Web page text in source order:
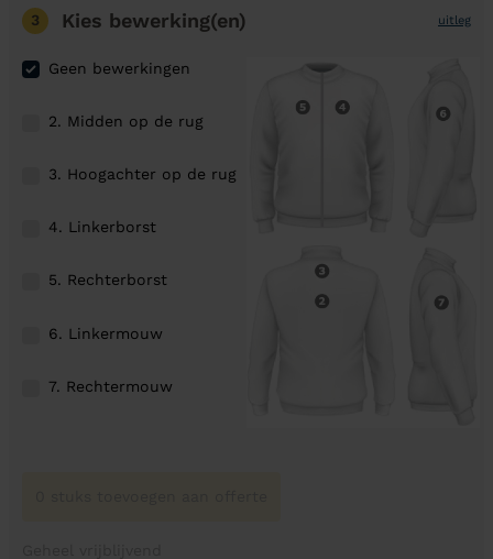
3 Kies bewerking(en) uitleg
Geen bewerkingen
2. Midden op de rug
3. Hoogachter op de rug
4. Linkerborst
5. Rechterborst
6. Linkermouw
7. Rechtermouw